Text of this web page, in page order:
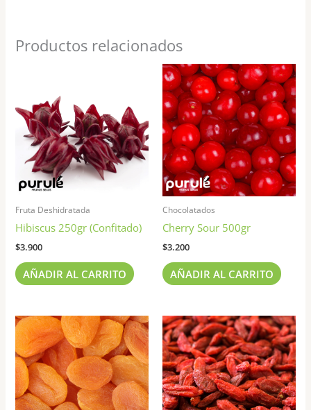
Productos relacionados
Fruta Deshidratada
Hibiscus 250gr (Confitado)
$3.900
AÑADIR AL CARRITO
Chocolatados
Cherry Sour 500gr
$3.200
AÑADIR AL CARRITO
Rango
de
precios:
desde
$3.900
hasta
$6.500
Este
producto
tiene
múltiples
variantes.
Las
Rango
de
precios:
desde
$1.500
hasta
$9.900
Las